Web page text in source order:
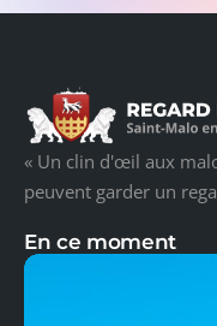
« Un clin d'œil aux
peuvent garder un
En ce moment